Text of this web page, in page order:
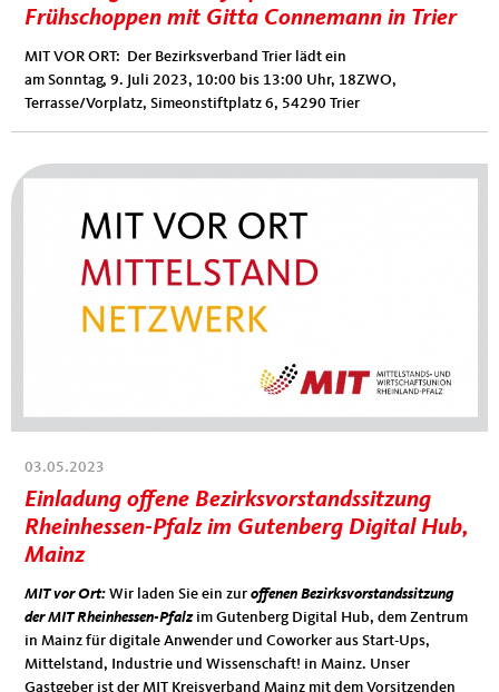
Frühschoppen mit Gitta Connemann in Trier
MIT VOR ORT: Der Bezirksverband Trier lädt ein
am Sonntag, 9. Juli 2023, 10:00 bis 13:00 Uhr, 18ZWO,
Terrasse/Vorplatz, Simeonstiftplatz 6, 54290 Trier
03.05.2023
Einladung offene Bezirksvorstandssitzung
Rheinhessen-Pfalz im Gutenberg Digital Hub,
Mainz
MIT vor Ort: Wir laden Sie ein zur offenen Bezirksvorstandssitzung
der MIT Rheinhessen-Pfalzim Gutenberg Digital Hub, dem Zentrum
in Mainz für digitale Anwender und Coworker aus Start-Ups,
Mittelstand, Industrie und Wissenschaft! in Mainz. Unser
Gastgeber ist der MIT Kreisverband Mainz mit dem Vorsitzenden